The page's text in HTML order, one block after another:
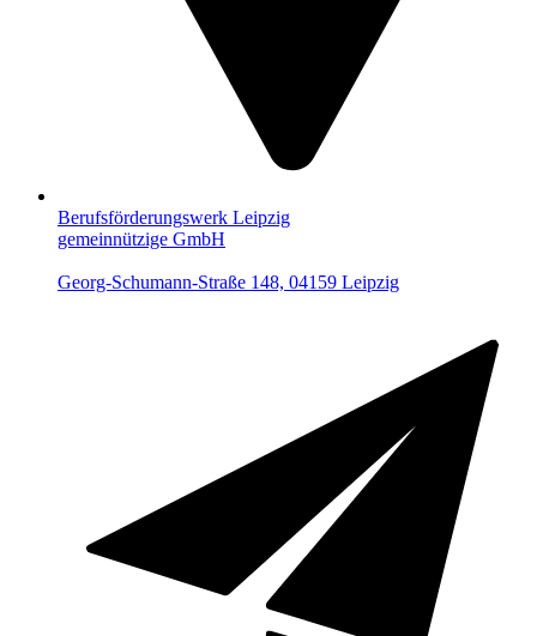
Berufsförderungswerk Leipzig
gemeinnützige GmbH
Georg-Schumann-Straße 148, 04159 Leipzig